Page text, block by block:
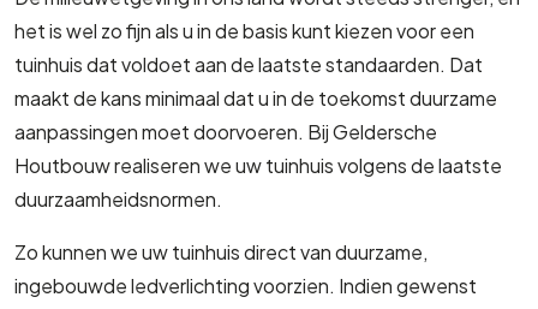
het is wel zo fijn als u in de basis kunt kiezen voor een
tuinhuis dat voldoet aan de laatste standaarden. Dat
maakt de kans minimaal dat u in de toekomst duurzame
aanpassingen moet doorvoeren. Bij Geldersche
Houtbouw realiseren we uw tuinhuis volgens de laatste
duurzaamheidsnormen.
Zo kunnen we uw tuinhuis direct van duurzame,
ingebouwde ledverlichting voorzien. Indien gewenst